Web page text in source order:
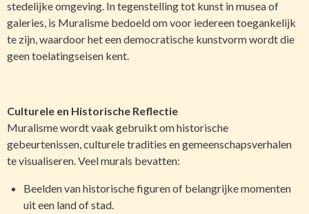
stedelijke omgeving. In tegenstelling tot kunst in musea of
galeries, is Muralisme bedoeld om voor iedereen toegankelijk
te zijn, waardoor het een democratische kunstvorm wordt die
geen toelatingseisen kent.
Culturele en Historische Reflectie
Muralisme wordt vaak gebruikt om historische
gebeurtenissen, culturele tradities en gemeenschapsverhalen
te visualiseren. Veel murals bevatten:
Beelden van historische figuren of belangrijke momenten
uit een land of stad.